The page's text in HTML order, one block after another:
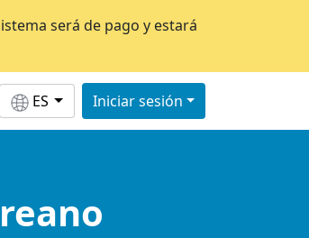
será de pago y estará
ES Iniciar sesión